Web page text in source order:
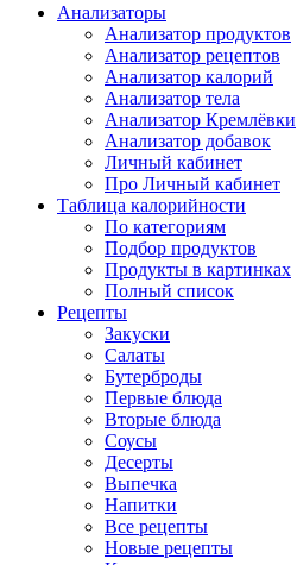
Анализаторы
Анализатор продуктов
Анализатор рецептов
Анализатор калорий
Анализатор тела
Анализатор Кремлёвки
Анализатор добавок
Личный кабинет
Про Личный кабинет
Таблица калорийности
По категориям
Подбор продуктов
Продукты в картинках
Полный список
Рецепты
Закуски
Салаты
Бутерброды
Первые блюда
Вторые блюда
Соусы
Десерты
Выпечка
Напитки
Все рецепты
Новые рецепты